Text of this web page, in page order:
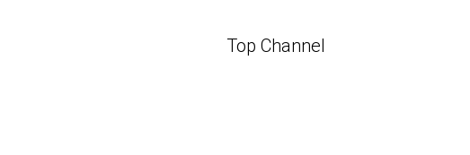
Top Channel